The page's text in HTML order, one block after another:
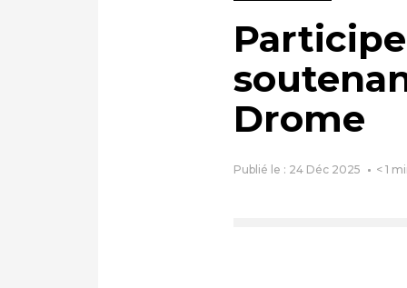
Drome
Publié le : 24 Déc 2025 < 1